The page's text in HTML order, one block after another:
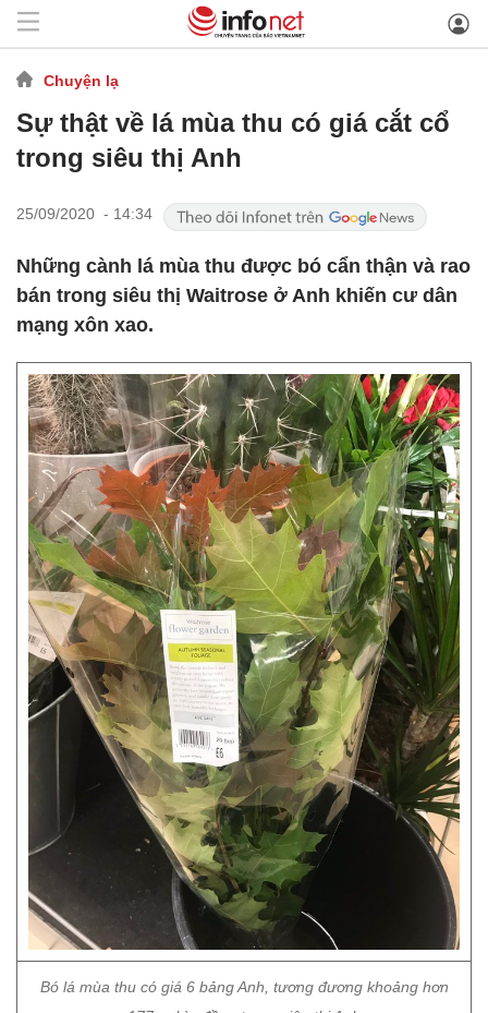
Chuyện lạ
Sự thật về lá mùa thu có giá cắt cổ
trong siêu thị Anh
25/09/2020 - 14:34
Những cành lá mùa thu được bó cẩn thận và rao
bán trong siêu thị Waitrose ở Anh khiến cư dân
mạng xôn xao.
Bó lá mùa thu có giá 6 bảng Anh, tương đương khoảng hơn